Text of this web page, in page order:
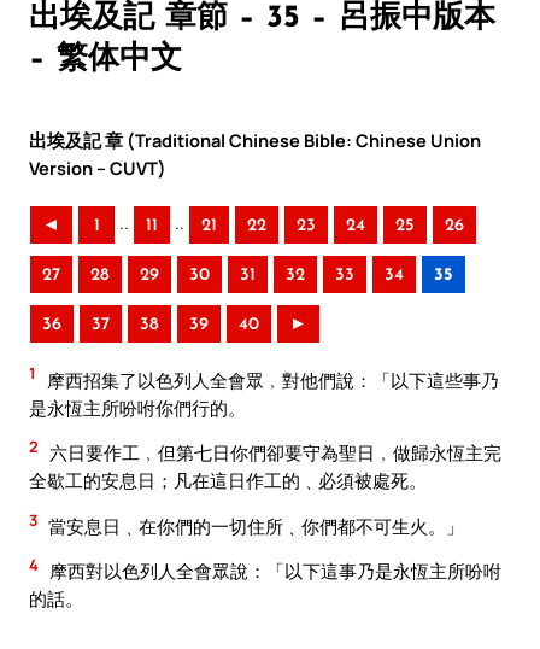
出埃及記 章節 – 35 – 呂振中版本
– 繁体中文
出埃及記 章 (Traditional Chinese Bible: Chinese Union
Version – CUVT)
◄ 1 .. 11 .. 21 22 23 24 25 26
27 28 29 30 31 32 33 34 35
36 37 38 39 40 ►
1
摩西招集了以色列人全會眾﹐對他們說：「以下這些事乃
是永恆主所吩咐你們行的。
2 六日要作工﹐但第七日你們卻要守為聖日﹐做歸永恆主完
全歇工的安息日；凡在這日作工的﹑必須被處死。
3 當安息日﹑在你們的一切住所﹑你們都不可生火。」
4 摩西對以色列人全會眾說：「以下這事乃是永恆主所吩咐
的話。